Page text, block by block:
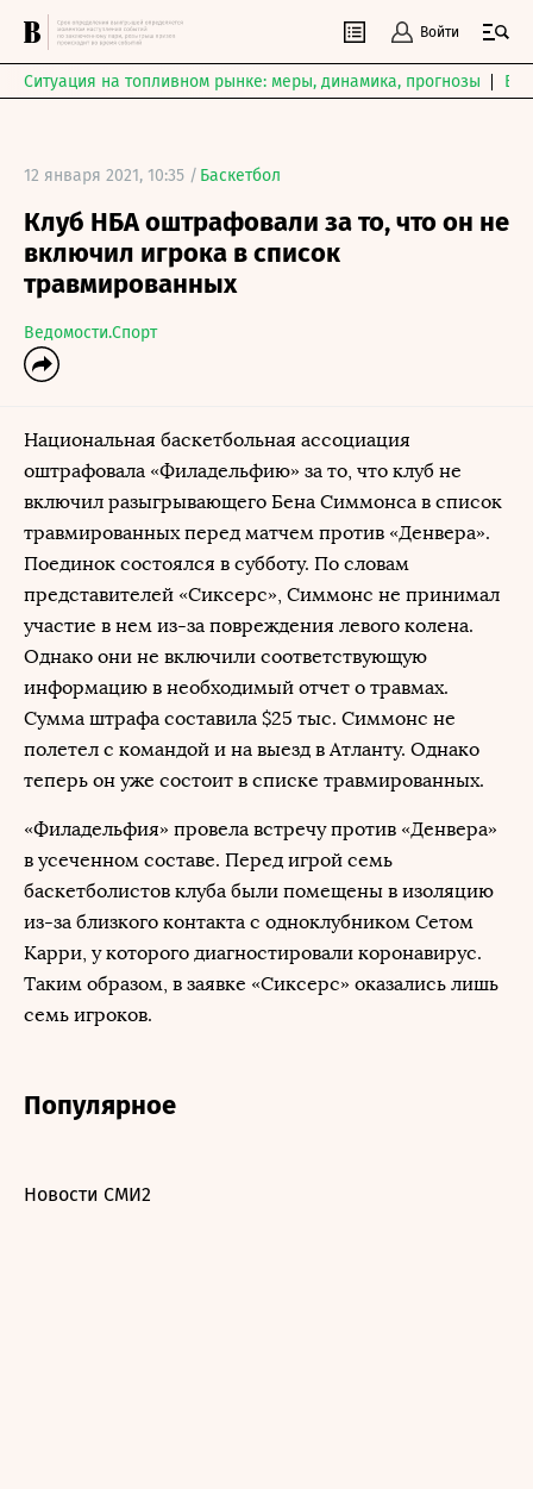
Войти
Ситуация на топливном рынке: меры, динамика, прогнозы
12 января 2021, 10:35 / Баскетбол
Клуб НБА оштрафовали за то, что он не
включил игрока в список
травмированных
Ведомости.Спорт
Национальная баскетбольная ассоциация
оштрафовала «Филадельфию» за то, что клуб не
включил разыгрывающего Бена Симмонса в список
травмированных перед матчем против «Денвера».
Поединок состоялся в субботу. По словам
представителей «Сиксерс», Симмонс не принимал
участие в нем из-за повреждения левого колена.
Однако они не включили соответствующую
информацию в необходимый отчет о травмах.
Сумма штрафа составила $25 тыс. Симмонс не
полетел с командой и на выезд в Атланту. Однако
теперь он уже состоит в списке травмированных.
«Филадельфия» провела встречу против «Денвера»
в усеченном составе. Перед игрой семь
баскетболистов клуба были помещены в изоляцию
из-за близкого контакта с одноклубником Сетом
Карри, у которого диагностировали коронавирус.
Таким образом, в заявке «Сиксерс» оказались лишь
семь игроков.
Популярное
Новости СМИ2